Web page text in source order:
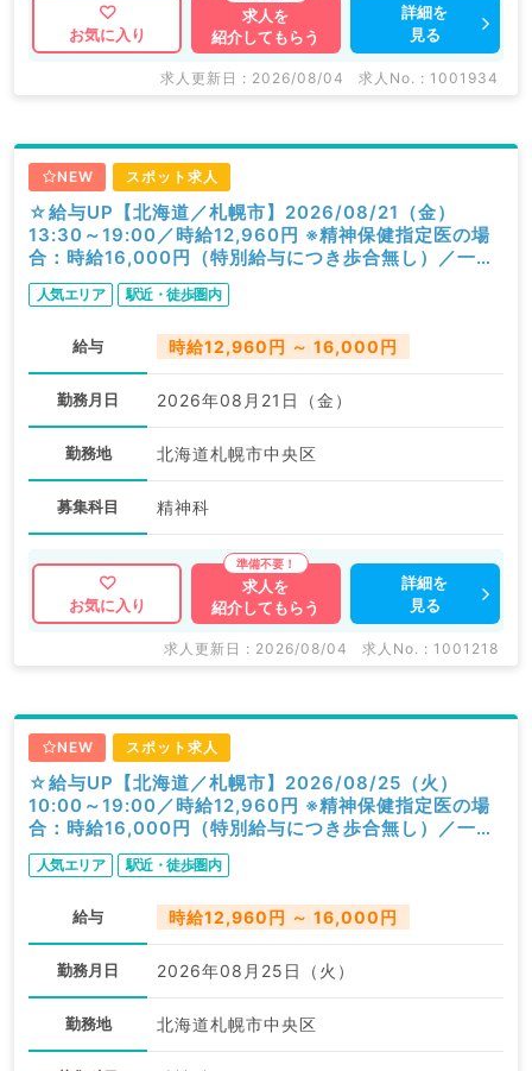
お気に入り
求人を
紹介してもらう
詳細を
見る
求人更新日 : 2026/08/04 求人No. : 1001934
NEW スポット求人
☆給与UP【北海道／札幌市】2026/08/21（金）
13:30～19:00／時給12,960円 ※精神保健指定医の場
合：時給16,000円（特別給与につき歩合無し）／一般
外来／精神科
人気エリア 駅近・徒歩圏内
給与 時給12,960円 ～ 16,000円
勤務月日 2026年08月21日（金）
勤務地 北海道札幌市中央区
募集科目 精神科
お気に入り
求人を
紹介してもらう
詳細を
見る
求人更新日 : 2026/08/04 求人No. : 1001218
NEW スポット求人
☆給与UP【北海道／札幌市】2026/08/25（火）
10:00～19:00／時給12,960円 ※精神保健指定医の場
合：時給16,000円（特別給与につき歩合無し）／一般
外来／精神科
人気エリア 駅近・徒歩圏内
給与 時給12,960円 ～ 16,000円
勤務月日 2026年08月25日（火）
勤務地 北海道札幌市中央区